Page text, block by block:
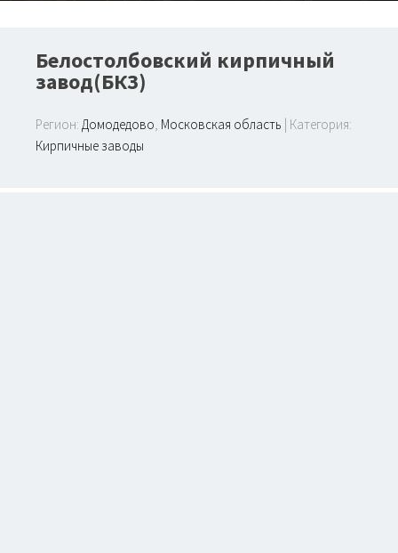
Белостолбовский кирпичный
завод(БКЗ)
Регион: Домодедово, Московская область | Категория:
Кирпичные заводы